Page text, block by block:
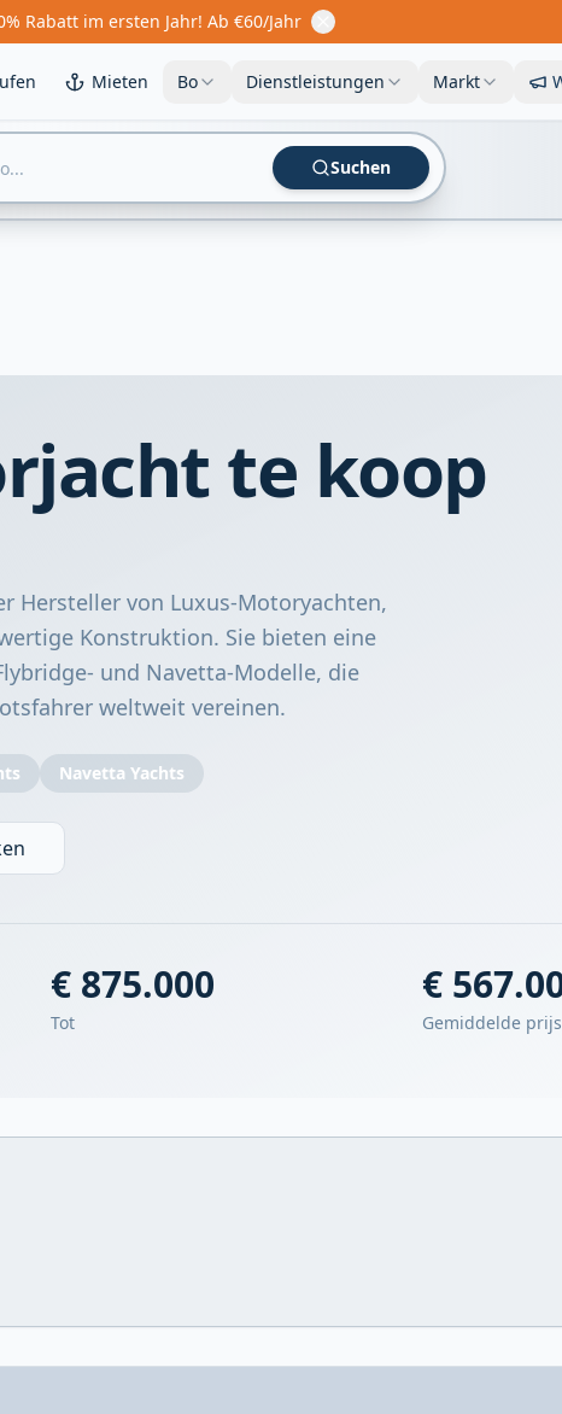
Rabatt im ersten Jahr! Ab €60/Jahr
Mieten Bo Dienstleistungen Markt
Suchen
te koop
Hersteller von Luxus-Motoryachten,
Konstruktion. Sie bieten eine
und Navetta-Modelle, die
weltweit vereinen.
Navetta Yachts
€ 875.000
Tot
€
Gemiddelde prijs